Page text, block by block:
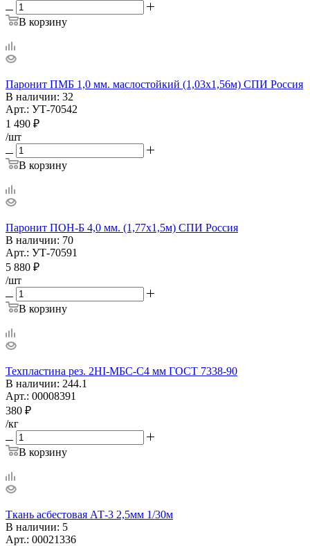
В корзину
Паронит ПМБ 1,0 мм. маслостойкий (1,03х1,56м) СПИ Россия
В наличии: 32
Арт.: УТ-70542
1 490 ₽
/шт
В корзину
Паронит ПОН-Б 4,0 мм. (1,77х1,5м) СПИ Россия
В наличии: 70
Арт.: УТ-70591
5 880 ₽
/шт
В корзину
Техпластина рез. 2НI-МБС-С4 мм ГОСТ 7338-90
В наличии: 244.1
Арт.: 00008391
380 ₽
/кг
В корзину
Ткань асбестовая АТ-3 2,5мм 1/30м
В наличии: 5
Арт.: 00021336